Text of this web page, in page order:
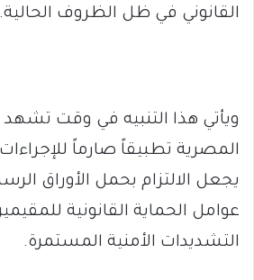
القانوني في ظل الظروف الحالية.
ويأتي هذا التنبيه في وقت تشهد
المصرية تطبيقاً صارماً للإجراءات
يجعل الالتزام بحمل الأوراق
عوامل الحماية القانونية
التشديدات الأمنية المستمرة.